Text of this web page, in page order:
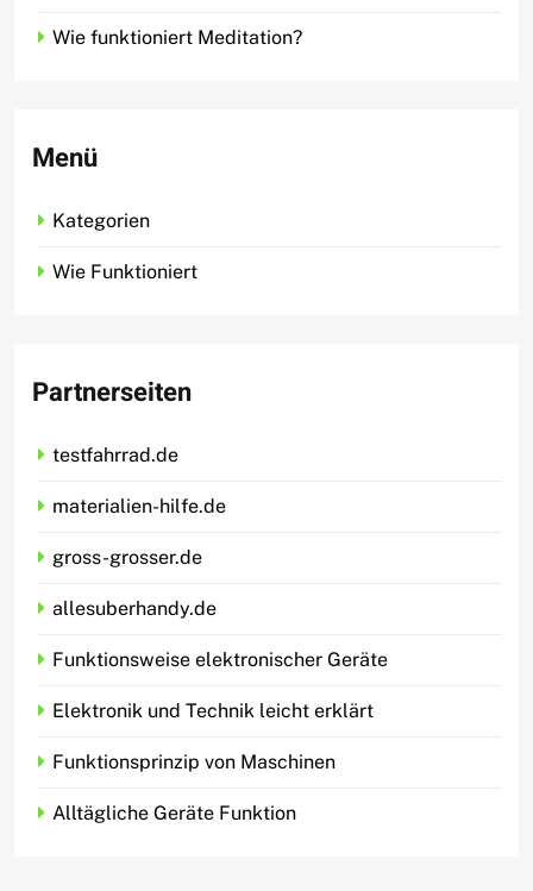
Wie funktioniert Meditation?
Menü
Kategorien
Wie Funktioniert
Partnerseiten
testfahrrad.de
materialien-hilfe.de
gross-grosser.de
allesuberhandy.de
Funktionsweise elektronischer Geräte
Elektronik und Technik leicht erklärt
Funktionsprinzip von Maschinen
Alltägliche Geräte Funktion